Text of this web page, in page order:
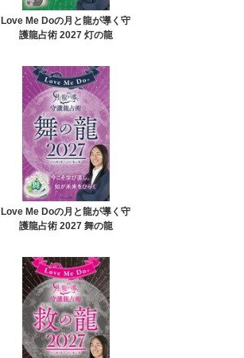
Love Me Doの月と龍が導く守
護龍占術 2027 灯の龍
Love Me Doの月と龍が導く守
護龍占術 2027 舞の龍